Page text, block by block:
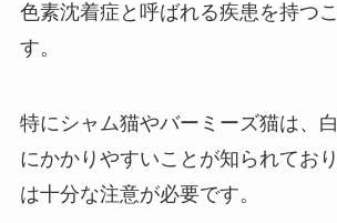
色素沈着症と呼ばれる疾患を持つ
す。
特にシャム猫やバーミーズ猫は、
にかかりやすいことが知られてお
は十分な注意が必要です。